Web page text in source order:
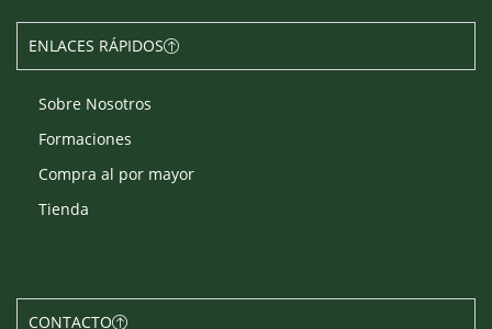
ENLACES RÁPIDOS
Sobre Nosotros
Formaciones
Compra al por mayor
Tienda
CONTACTO